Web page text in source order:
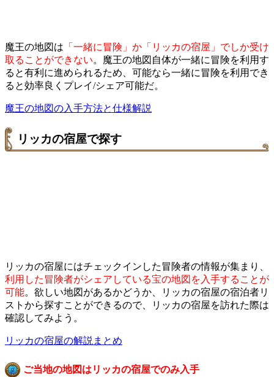
魔王の地図は 「一緒に冒険」か「リッカの宿屋」でしか受け
取ることができない。魔王の地図自体が一緒に冒険を利用す
ると有利に進められるため、可能なら一緒に冒険を利用でき
ると効率良くプレイ/シェア可能だ。
魔王の地図の入手方法と仕様解説
リッカの宿屋で探す
リッカの宿屋にはチェックインした冒険者の情報が集まり、
利用した冒険者がシェアしている宝の地図を入手することが
可能。欲しい地図があるかどうか、リッカの宿屋の宿泊者リ
ストから探すことができるので、リッカの宿屋を訪れた際は
確認してみよう。
リッカの宿屋の解説まとめ
ご当地の地図はリッカの宿屋でのみ入手